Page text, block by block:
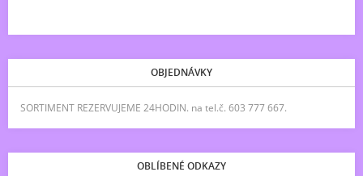
OBJEDNÁVKY
SORTIMENT REZERVUJEME 24HODIN. na tel.č. 603 777 667.
OBLÍBENÉ ODKAZY